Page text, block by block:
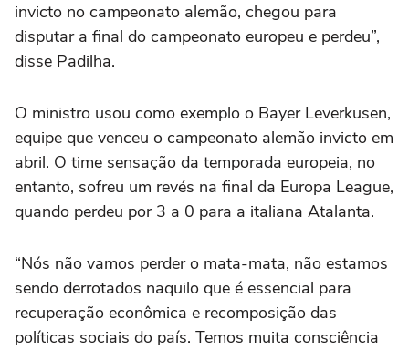
invicto no campeonato alemão, chegou para
disputar a final do campeonato europeu e perdeu”,
disse Padilha.
O ministro usou como exemplo o Bayer Leverkusen,
equipe que venceu o campeonato alemão invicto em
abril. O time sensação da temporada europeia, no
entanto, sofreu um revés na final da Europa League,
quando perdeu por 3 a 0 para a italiana Atalanta.
“Nós não vamos perder o mata-mata, não estamos
sendo derrotados naquilo que é essencial para
recuperação econômica e recomposição das
políticas sociais do país. Temos muita consciência